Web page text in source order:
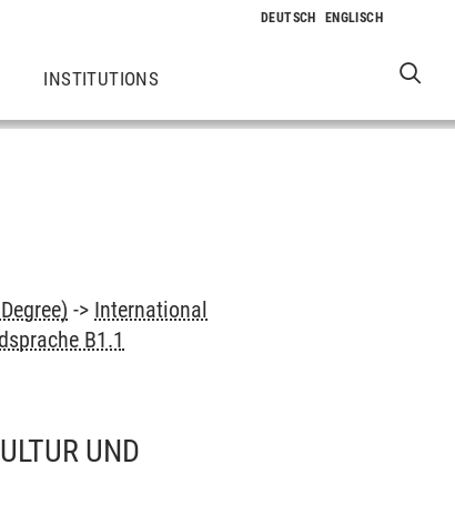
INSTITUTIONS
-> International
B1.1
UND